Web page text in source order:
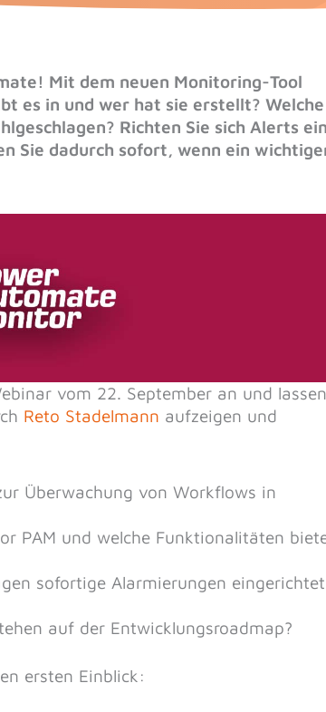
Mit dem neuen Monitoring-Tool
es in und wer hat sie erstellt? Welche
Richten Sie sich Alerts ein
Sie dadurch sofort, wenn ein
vom 22. September an und lassen
Reto Stadelmann aufzeigen und
Überwachung von Workflows in
PAM und welche Funktionalitäten
sofortige Alarmierungen eingerichtet
auf der Entwicklungsroadmap?
ersten Einblick: